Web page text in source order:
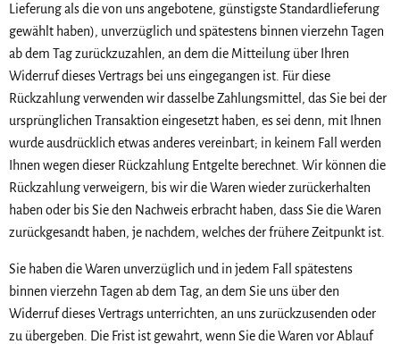
Lieferung als die von uns angebotene, günstigste Standardlieferung
gewählt haben), unverzüglich und spätestens binnen vierzehn Tagen
ab dem Tag zurückzuzahlen, an dem die Mitteilung über Ihren
Widerruf dieses Vertrags bei uns eingegangen ist. Für diese
Rückzahlung verwenden wir dasselbe Zahlungsmittel, das Sie bei der
ursprünglichen Transaktion eingesetzt haben, es sei denn, mit Ihnen
wurde ausdrücklich etwas anderes vereinbart; in keinem Fall werden
Ihnen wegen dieser Rückzahlung Entgelte berechnet. Wir können die
Rückzahlung verweigern, bis wir die Waren wieder zurückerhalten
haben oder bis Sie den Nachweis erbracht haben, dass Sie die Waren
zurückgesandt haben, je nachdem, welches der frühere Zeitpunkt ist.
Sie haben die Waren unverzüglich und in jedem Fall spätestens
binnen vierzehn Tagen ab dem Tag, an dem Sie uns über den
Widerruf dieses Vertrags unterrichten, an uns zurückzusenden oder
zu übergeben. Die Frist ist gewahrt, wenn Sie die Waren vor Ablauf